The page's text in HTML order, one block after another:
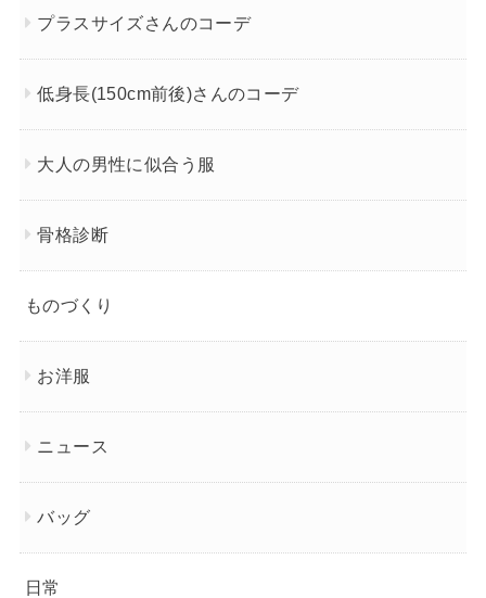
プラスサイズさんのコーデ
低身長(150cm前後)さんのコーデ
大人の男性に似合う服
骨格診断
ものづくり
お洋服
ニュース
バッグ
日常